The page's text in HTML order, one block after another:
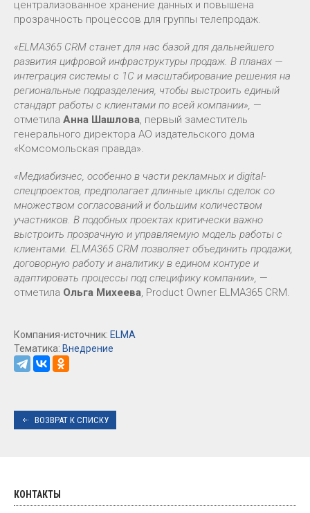
централизованное хранение данных и повышена
прозрачность процессов для группы телепродаж.
«ELMA365 CRM станет для нас базой для дальнейшего
развития цифровой инфраструктуры продаж. В планах —
интеграция системы с 1С и масштабирование решения на
региональные подразделения, чтобы выстроить единый
стандарт работы с клиентами по всей компании», —
отметила Анна Шашлова, первый заместитель
генерального директора АО издательского дома
«Комсомольская правда».
«Медиабизнес, особенно в части рекламных и digital-
спецпроектов, предполагает длинные циклы сделок со
множеством согласований и большим количеством
участников. В подобных проектах критически важно
выстроить прозрачную и управляемую модель работы с
клиентами. ELMA365 CRM позволяет объединить продажи,
договорную работу и аналитику в едином контуре и
адаптировать процессы под специфику компании», —
отметила Ольга Михеева, Product Owner ELMA365 CRM.
Компания-источник: ELMA
Тематика: Внедрение
ВОЗВРАТ К СПИСКУ
КОНТАКТЫ